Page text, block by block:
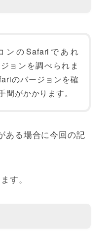
ンのSafariであれ
ョンを調べられま
のバージョンを確
間がかかります。
ある場合に今回の記
す。